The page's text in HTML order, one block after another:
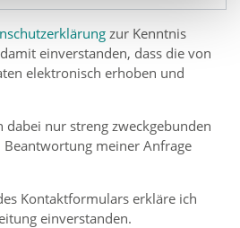
zur Kenntnis
einverstanden, dass die von
elektronisch erhoben und
dabei nur streng zweckgebunden
meiner Anfrage
Kontaktformulars erkläre ich
einverstanden.